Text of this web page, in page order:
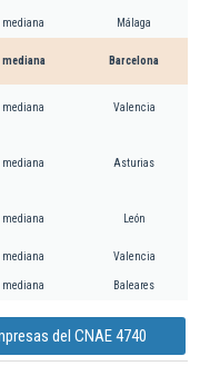
mediana Málaga
mediana Barcelona
mediana Valencia
mediana Asturias
mediana León
mediana Valencia
mediana Baleares
del CNAE 4740